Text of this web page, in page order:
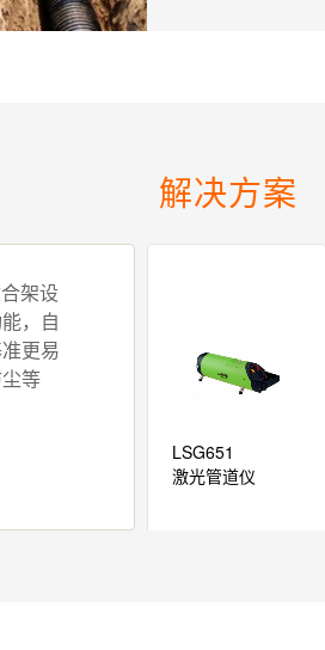
架设
，自
更易
等
解决方案
LSG651
激光管道仪